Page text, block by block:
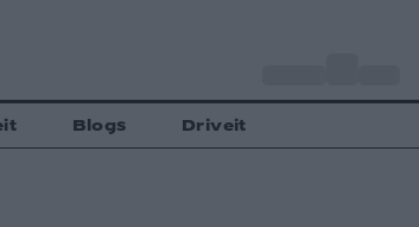
Blogs Driveit